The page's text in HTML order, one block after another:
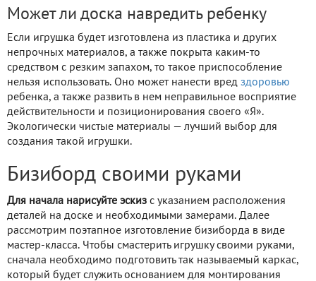
Может ли доска навредить ребенку
Если игрушка будет изготовлена из пластика и других
непрочных материалов, а также покрыта каким-то
средством с резким запахом, то такое приспособление
нельзя использовать. Оно может нанести вред здоровью
ребенка, а также развить в нем неправильное восприятие
действительности и позиционирования своего «Я».
Экологически чистые материалы — лучший выбор для
создания такой игрушки.
Бизиборд своими руками
Для начала нарисуйте эскиз с указанием расположения
деталей на доске и необходимыми замерами. Далее
рассмотрим поэтапное изготовление бизиборда в виде
мастер-класса. Чтобы смастерить игрушку своими руками,
сначала необходимо подготовить так называемый каркас,
который будет служить основанием для монтирования